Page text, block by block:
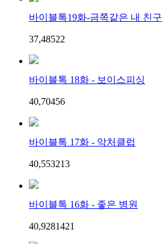
바이블톡19화-금쪽같은 내 친구
37,48522
바이블톡 18화 - 보이스피싱
40,70456
바이블톡 17화 - 악처클럽
40,553213
바이블톡 16화 - 좋은 병원
40,9281421